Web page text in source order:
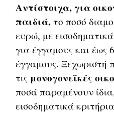
Αντίστοιχα, για
παιδιά, το ποσό
ευρώ, με
για έγγαμους και έως
έγγαμους. Ξεχωριστή
τις μονογονεϊκές
ποσά παραμένουν
εισοδηματικά